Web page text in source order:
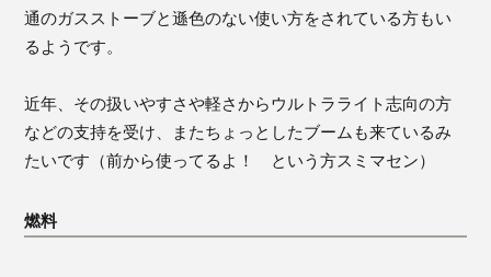
通のガスストーブと遜色のない使い方をされている方もい
るようです。
近年、その扱いやすさや軽さからウルトラライト志向の方
などの支持を受け、またちょっとしたブームも来ているみ
たいです（前から使ってるよ！ という方スミマセン）
燃料